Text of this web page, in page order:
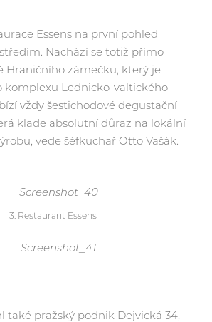
Essens na první pohled
Nachází se totiž přímo
Hraničního zámečku, který je
komplexu Lednicko-valtického
vždy šestichodové degustační
klade absolutní důraz na lokální
vede šéfkuchař Otto Vašák.
3. Restaurant Essens
také pražský podnik Dejvická 34,